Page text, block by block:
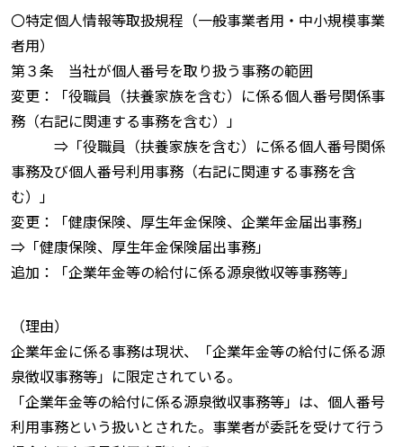
〇特定個人情報等取扱規程（一般事業者用・中小規模事業
者用）
第３条 当社が個人番号を取り扱う事務の範囲
変更：「役職員（扶養家族を含む）に係る個人番号関係事
務（右記に関連する事務を含む）」
⇒「役職員（扶養家族を含む）に係る個人番号関係
事務及び個人番号利用事務（右記に関連する事務を含
む）」
変更：「健康保険、厚生年金保険、企業年金届出事務」
⇒「健康保険、厚生年金保険届出事務」
追加：「企業年金等の給付に係る源泉徴収等事務等」
（理由）
企業年金に係る事務は現状、「企業年金等の給付に係る源
泉徴収事務等」に限定されている。
「企業年金等の給付に係る源泉徴収事務等」は、個人番号
利用事務という扱いとされた。事業者が委託を受けて行う